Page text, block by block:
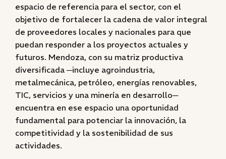
espacio de referencia para el sector, con el
objetivo de fortalecer la cadena de valor integral
de proveedores locales y nacionales para que
puedan responder a los proyectos actuales y
futuros. Mendoza, con su matriz productiva
diversificada ─incluye agroindustria,
metalmecánica, petróleo, energías renovables,
TIC, servicios y una minería en desarrollo─
encuentra en ese espacio una oportunidad
fundamental para potenciar la innovación, la
competitividad y la sostenibilidad de sus
actividades.